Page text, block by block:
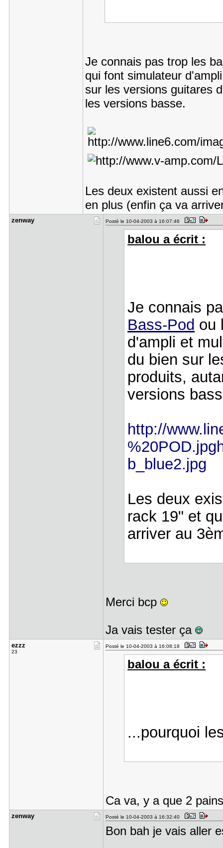
Je connais pas trop les
qui font simulateur
sur les versions guitares
les versions basse.
Les deux existent aussi
en plus (enfin ça va
zenway Posté le 10-04-2003 à 16:07:46
balou a écrit :
Je connais
Bass-Pod ou
d'ampli et
du bien sur
produits,
versions
http://
%20POD.jpg
b_blue2.jpg
Les deux
rack 19" et
arriver au
Merci bcp
Ja vais tester ça
ezzz
23
Posté le 10-04-2003 à 16:08:18
balou a écrit :
...pourquoi
Ca va, y a que 2
zenway Posté le 10-04-2003 à 16:32:40
Bon bah je vais aller